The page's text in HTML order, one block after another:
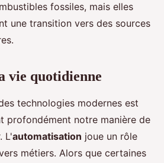
fossiles, mais elles
une transition vers des sources
vie quotidienne
technologies modernes est
profondément notre manière de
L'automatisation joue un rôle
métiers. Alors que certaines